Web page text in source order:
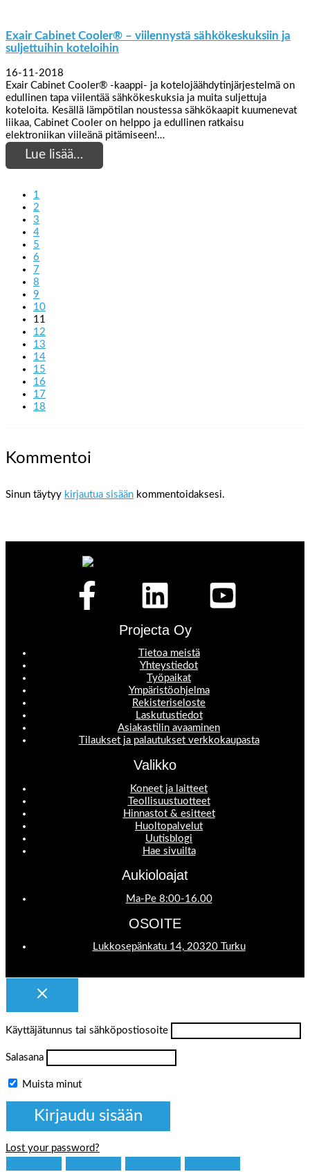
Exair Cabinet Cooler® – viilennystä sähkökeskuksiin ja
suljettuihin koteloihin
16-11-2018
Exair Cabinet Cooler® -kaappi- ja kotelojäähdytinjärjestelmä on
edullinen tapa viilentää sähkökeskuksia ja muita suljettuja
koteloita. Kesällä lämpötilan noustessa sähkökaapit kuumenevat
liikaa, Cabinet Cooler on helppo ja edullinen ratkaisu
elektroniikan viileänä pitämiseen!…
Lue lisää…
1
2
3
4
5
6
7
8
9
10
11
12
13
14
15
16
17
18
Kommentoi
Sinun täytyy kirjautua sisään kommentoidaksesi.
Projecta Oy
Tietoa meistä
Yhteystiedot
Työpaikat
Ympäristöohjelma
Rekisteriseloste
Laskutustiedot
Asiakastilin avaaminen
Tilaukset ja palautukset verkkokaupasta
Valikko
Koneet ja laitteet
Teollisuustuotteet
Hinnastot & esitteet
Huoltopalvelut
Uutisblogi
Hae sivuilta
Aukioloajat
Ma-Pe 8:00-16.00
OSOITE
Lukkosepänkatu 14, 20320 Turku
Käyttäjätunnus tai sähköpostiosoite
Salasana
Muista minut
Lost your password?